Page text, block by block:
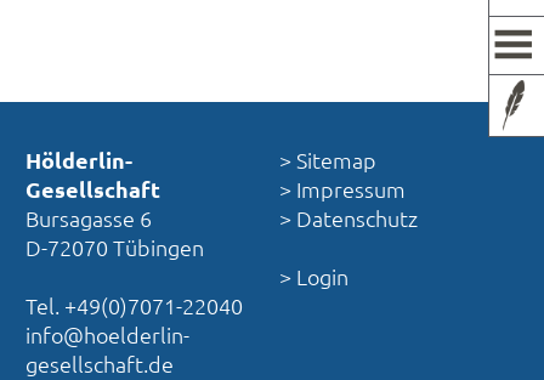
Hölderlin-
Gesellschaft
Bursagasse 6
D-72070 Tübingen
Tel. +49(0)7071-22040
info@hoelderlin-
gesellschaft.de
> Sitemap
> Impressum
> Datenschutz
> Login